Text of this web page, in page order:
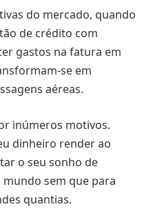
do mercado, quando
de crédito com
gastos na fatura em
se em
aéreas.
inúmeros motivos.
dinheiro render ao
o seu sonho de
sem que para
quantias.